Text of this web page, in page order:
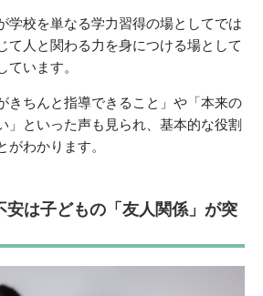
学校を単なる学力習得の場としてでは
て人と関わる力を身につける場として
ています。
きちんと指導できること」や「本来の
」といった声も見られ、基本的な役割
がわかります。
安は子どもの「友人関係」が突